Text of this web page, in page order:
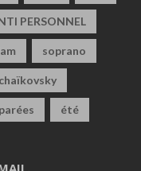
PERSONNEL
soprano
été